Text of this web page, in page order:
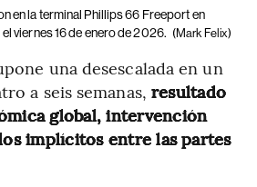
en la terminal Phillips 66 Freeport en
viernes 16 de enero de 2026. (Mark Felix)
una desescalada en un
a seis semanas, resultado
global, intervención
implícitos entre las partes